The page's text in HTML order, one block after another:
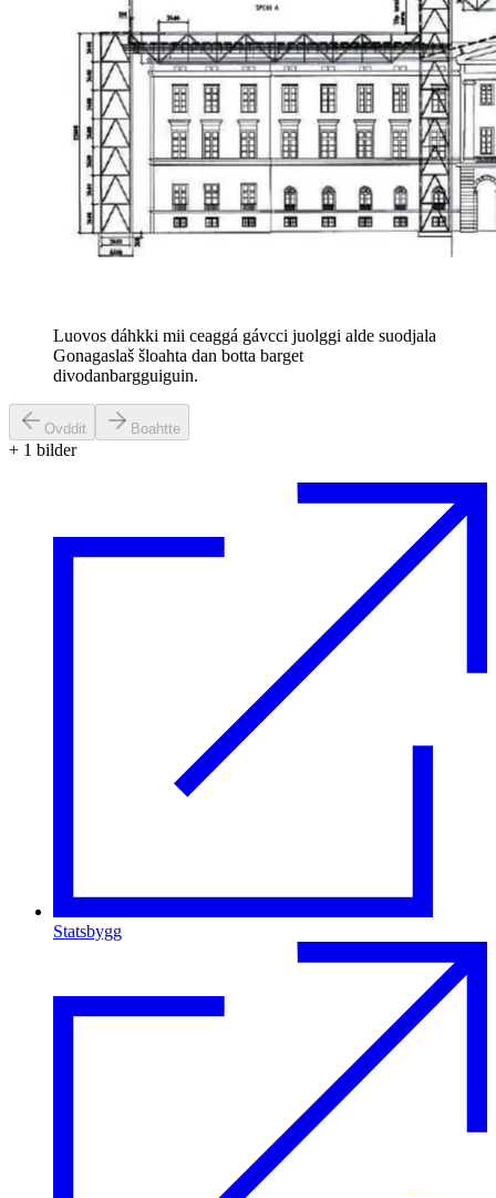
Luovos dáhkki mii ceaggá gávcci juolggi alde suodjala
Gonagaslaš šloahta dan botta barget
divodanbargguiguin.
Ovddit Boahtte
+ 1 bilder
Statsbygg